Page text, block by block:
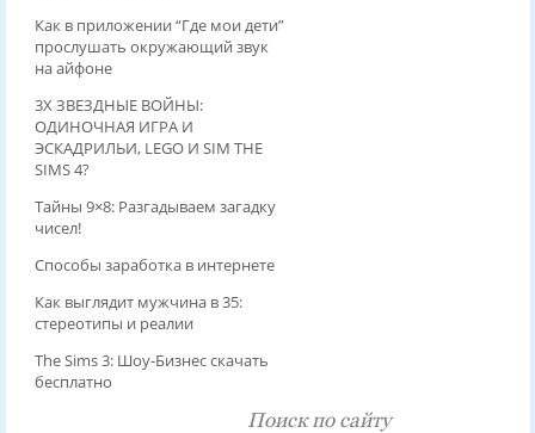
Как в приложении “Где мои дети”
прослушать окружающий звук
на айфоне
3Х ЗВЕЗДНЫЕ ВОЙНЫ:
ОДИНОЧНАЯ ИГРА И
ЭСКАДРИЛЬИ, LEGO И SIM THE
SIMS 4?
Тайны 9×8: Разгадываем загадку
чисел!
Способы заработка в интернете
Как выглядит мужчина в 35:
стереотипы и реалии
The Sims 3: Шоу-Бизнес скачать
бесплатно
Поиск по сайту